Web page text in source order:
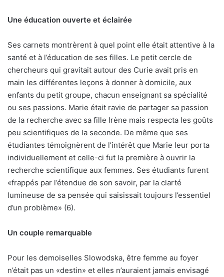
Une éducation ouverte et éclairée
Ses carnets montrèrent à quel point elle était attentive à la
santé et à l’éducation de ses filles. Le petit cercle de
chercheurs qui gravitait autour des Curie avait pris en
main les différentes leçons à donner à domicile, aux
enfants du petit groupe, chacun enseignant sa spécialité
ou ses passions. Marie était ravie de partager sa passion
de la recherche avec sa fille Irène mais respecta les goûts
peu scientifiques de la seconde. De même que ses
étudiantes témoignèrent de l’intérêt que Marie leur porta
individuellement et celle-ci fut la première à ouvrir la
recherche scientifique aux femmes. Ses étudiants furent
«frappés par l’étendue de son savoir, par la clarté
lumineuse de sa pensée qui saisissait toujours l’essentiel
d’un problème» (6).
Un couple remarquable
Pour les demoiselles Slowodska, être femme au foyer
n’était pas un «destin» et elles n’auraient jamais envisagé